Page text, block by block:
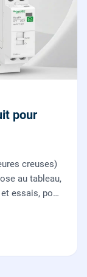
pour
creuses)
au tableau,
essais, pour